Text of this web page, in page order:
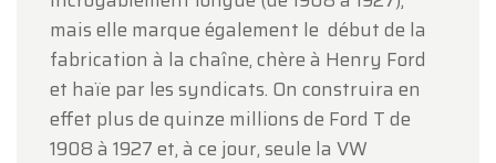
mais elle marque également le début de la
fabrication à la chaîne, chère à Henry Ford
et haïe par les syndicats. On construira en
effet plus de quinze millions de Ford T de
1908 à 1927 et, à ce jour, seule la VW